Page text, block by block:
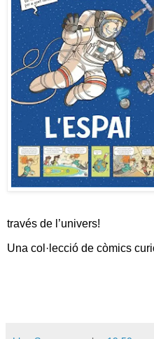
través de l’univers!
Una col·lecció de còmics